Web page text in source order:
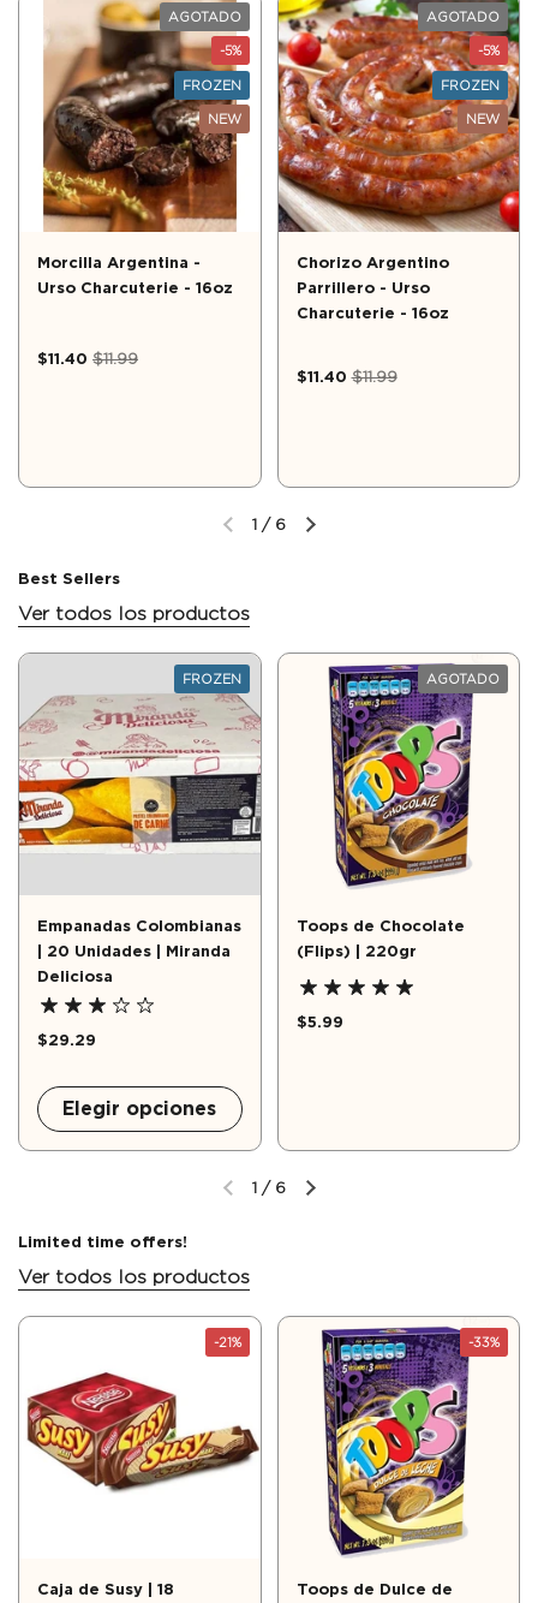
Morcilla Argentina -
Urso Charcuterie - 16oz
$11.40 $11.99
AGOTADO
-5%
FROZEN
NEW
Chorizo Argentino
Parrillero - Urso
Charcuterie - 16oz
$11.40 $11.99
AGOTADO
-5%
FROZEN
NEW
1 / 6
Best Sellers
Ver todos los productos
Empanadas Colombianas
| 20 Unidades | Miranda
Deliciosa
$29.29
Elegir opciones
FROZEN
Toops de Chocolate
(Flips) | 220gr
$5.99
AGOTADO
1 / 6
Limited time offers!
Ver todos los productos
Caja de Susy | 18
-21%
Toops de Dulce de
-33%